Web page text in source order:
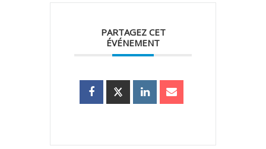
PARTAGEZ CET
ÉVÉNEMENT